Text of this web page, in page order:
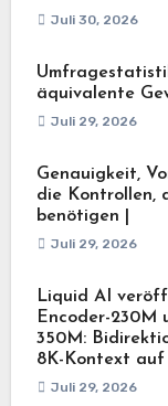
Juli 30, 2026
äquivalente
Juli 29, 2026
Genauigkeit,
die Kontrollen,
benötigen |
Juli 29, 2026
Liquid AI
Encoder-230M
350M:
8K-Kontext auf
Juli 29, 2026